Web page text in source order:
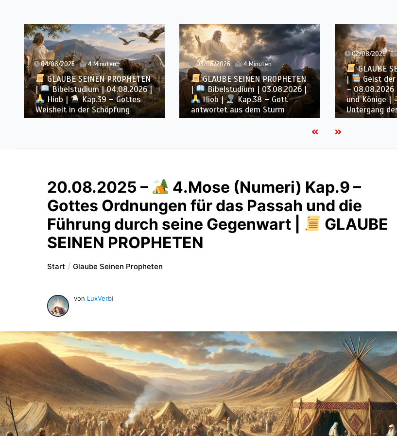
04/08/2026 4 Minuten
GLAUBE SEINEN PROPHETEN
|
Bibelstudium | 04.08.2026 |
Hiob |
Kap.39 – Gottes
Weisheit in der Schöpfung
03/08/2026 4 Minuten
GLAUBE SEINEN PROPHETEN
|
Bibelstudium | 03.08.2026 |
Hiob |
Kap.38 – Gott
antwortet aus dem Sturm
02/08/2026
GLAUBE
|
Geist der
– 08.08.2026
und Könige |
Untergang
20.08.2025 –
4.Mose (Numeri) Kap.9 –
Gottes Ordnungen für das Passah und die
Führung durch seine Gegenwart |
GLAUBE
SEINEN PROPHETEN
Start Glaube Seinen Propheten
von LuxVerbi